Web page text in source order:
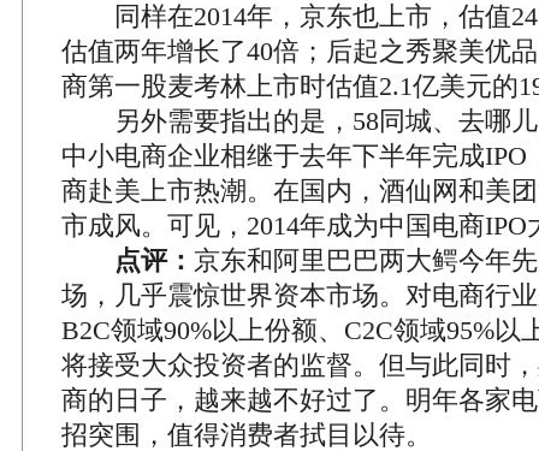
同样在2014年，京东也上市，估值
估值两年增长了40倍；后起之秀聚美优
商第一股麦考林上市时估值2.1亿美元的
另外需要指出的是，58同城、去哪儿
中小电商企业相继于去年下半年完成IPO
商赴美上市热潮。在国内，酒仙网和美
市成风。可见，2014年成为中国电商IPO
点评： 京东和阿里巴巴两大鳄今年
场，几乎震惊世界资本市场。对电商行
B2C领域90%以上份额、C2C领域95%以
将接受大众投资者的监督。但与此同时
商的日子，越来越不好过了。明年各家
招突围，值得消费者拭目以待。